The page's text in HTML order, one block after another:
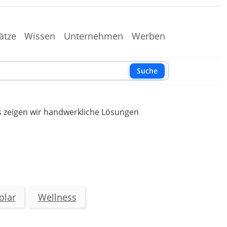
Wissen Unternehmen Werben
Suche
wir handwerkliche Lösungen
Wellness